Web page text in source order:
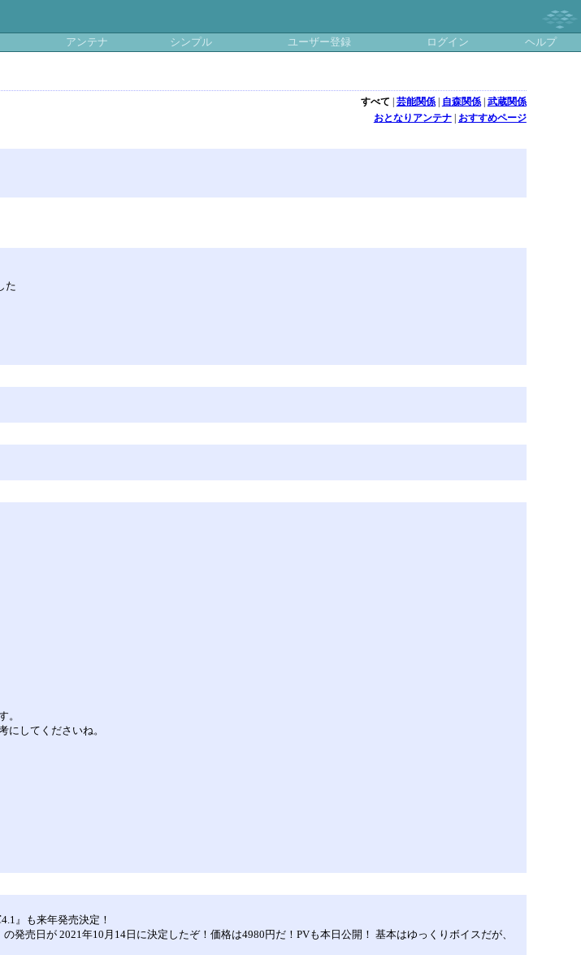
アンテナ シンプル ユーザー登録 ログイン ヘルプ
すべて 芸能関係| 自森関係| 武蔵関係
おとなりアンテナ| おすすめページ
た
。
にしてくださいね。
』も来年発売決定！
発売日が 2021年10月14日に決定したぞ！価格は4980円だ！PVも本日公開！ 基本はゆっくりボイスだが、